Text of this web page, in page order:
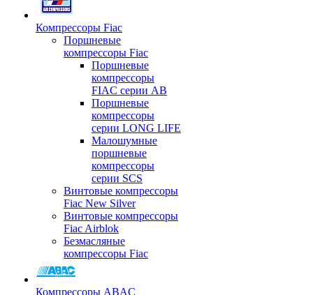
Компрессоры Fiac
Поршневые
компрессоры Fiac
Поршневые
компрессоры
FIAC серии AB
Поршневые
компрессоры
серии LONG LIFE
Малошумные
поршневые
компрессоры
серии SCS
Винтовые компрессоры
Fiac New Silver
Винтовые компрессоры
Fiac Airblok
Безмасляные
компрессоры Fiac
Компрессоры ABAC